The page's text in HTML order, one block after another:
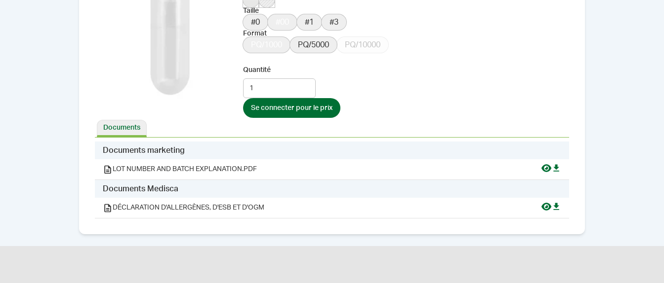
Taille
#0 #1 #3
Format
PQ/5000 PQ/10000
Quantité
Se connecter pour le prix
Documents
Documents marketing
LOT NUMBER AND BATCH EXPLANATION.PDF
Documents Medisca
DÉCLARATION D'ALLERGÈNES, D'ESB ET D'OGM